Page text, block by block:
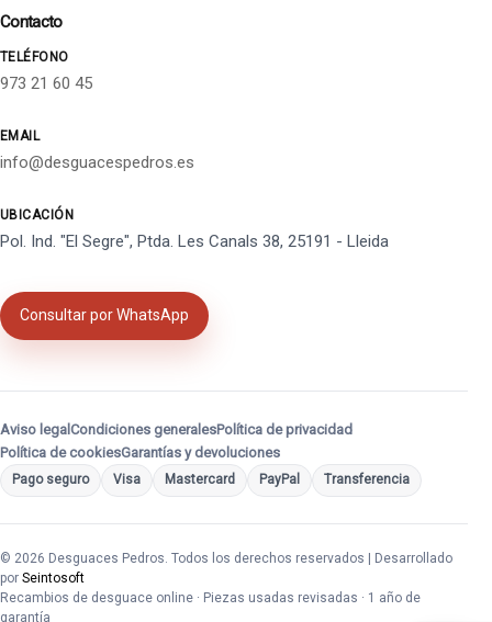
Contacto
TELÉFONO
973 21 60 45
EMAIL
info@desguacespedros.es
UBICACIÓN
Pol. Ind. "El Segre", Ptda. Les Canals 38, 25191 - Lleida
Consultar por WhatsApp
Aviso legalCondiciones generalesPolítica de privacidad
Política de cookiesGarantías y devoluciones
Pago seguro Visa Mastercard PayPal Transferencia
© 2026 Desguaces Pedros. Todos los derechos reservados | Desarrollado
por Seintosoft
Recambios de desguace online · Piezas usadas revisadas · 1 año de
garantía